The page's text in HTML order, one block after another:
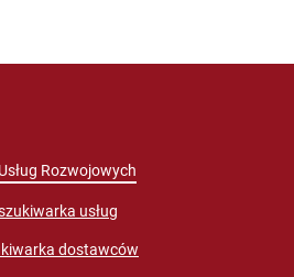
Rozwojowych
usług
dostawców